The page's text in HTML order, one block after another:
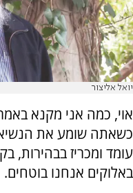
יואל אליצור
אוי, כמה אני מקנא
כשאתה שומע את
עומד ומכריז בבהירות,
באלוקים אנחנו בוטחים.